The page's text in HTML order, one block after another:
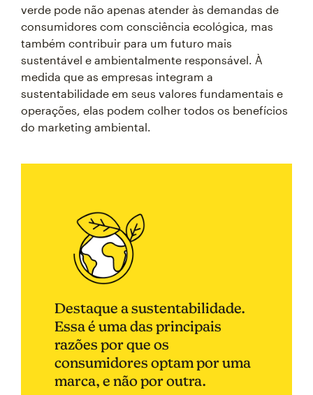
verde pode não apenas atender às demandas de
consumidores com consciência ecológica, mas
também contribuir para um futuro mais
sustentável e ambientalmente responsável. À
medida que as empresas integram a
sustentabilidade em seus valores fundamentais e
operações, elas podem colher todos os benefícios
do marketing ambiental.
Destaque a sustentabilidade.
Essa é uma das principais
razões por que os
consumidores optam por uma
marca, e não por outra.